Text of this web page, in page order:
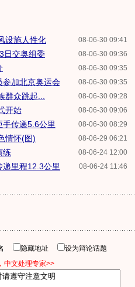
08-06-30 09:41
设施人性化
08-06-30 09:36
日交奥组委
08-06-30 09:35
08-06-30 09:35
参加北京奥运会
08-06-30 09:28
众跳起...
08-06-30 09:06
开始
08-06-30 08:29
传递5.6公里
08-06-29 06:21
情怀(图)
08-06-24 12:00
练
08-06-24 11:46
里程12.3公里
隐藏地址
设为辩论话题
中文处理专家>>